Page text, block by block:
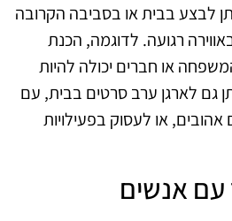
לבצע בבית או בסביבה הקרובה
רגועה. לדוגמה, הכנת
או חברים יכולה להיות
גם לארגן ערב סרטים בבית, עם
או לעסוק בפעילויות
עם אנשים